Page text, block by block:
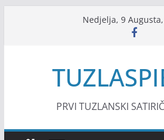
Nedjelja, 9
PRVI TUZLANSKI